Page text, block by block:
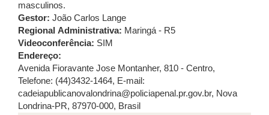
masculinos.
Gestor: João Carlos Lange
Regional Administrativa: Maringá - R5
Videoconferência: SIM
Endereço:
Avenida Fioravante Jose Montanher, 810 - Centro,
Telefone: (44)3432-1464, E-mail:
cadeiapublicanovalondrina@policiapenal.pr.gov.br, Nova
Londrina-PR, 87970-000, Brasil